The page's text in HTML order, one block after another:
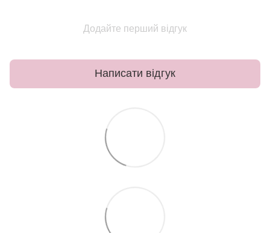
Додайте перший відгук
Написати відгук